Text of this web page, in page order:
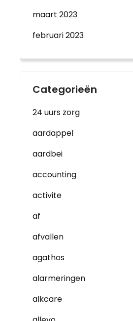
maart 2023
februari 2023
Categorieën
24 uurs zorg
aardappel
aardbei
accounting
activite
af
afvallen
agathos
alarmeringen
alkcare